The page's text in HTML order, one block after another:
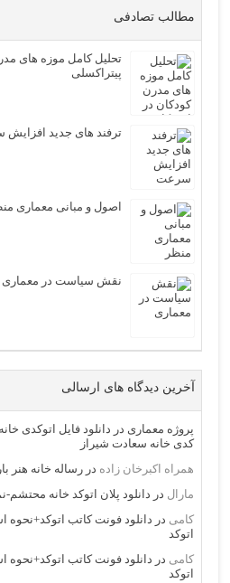
مطالب تصادفی
تحلیل کامل موزه های
پیتراکسلی
ترفند های جدید
اصول و مبانی معماری
نقش سیاست در معماری
آخرین دیدگاه های ارسالی
پروژه معماری در دانلود فایل اتوکدی
کدی خانه سعادت شیراز
همراه اکبرخان زاده دررساله خانه هنر
مارال در دانلود پلان اتوکد خانه
کامی در دانلود فونت کاتب اتوکد+نحوه
اتوکد
کامی در دانلود فونت کاتب اتوکد+نحوه
اتوکد